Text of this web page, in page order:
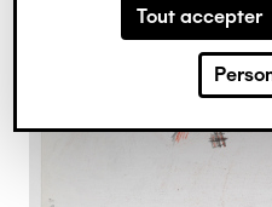
Tout accepter